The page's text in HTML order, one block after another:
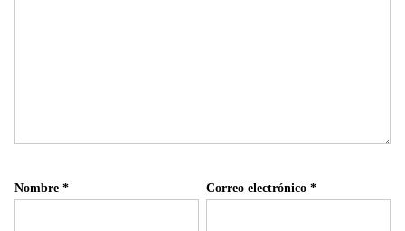
Nombre * Correo electrónico*